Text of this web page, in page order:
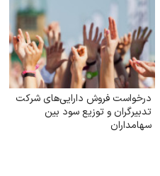
درخواست فروش دارایی‌های شرکت
تدبیرگران و توزیع سود بین
سهامداران